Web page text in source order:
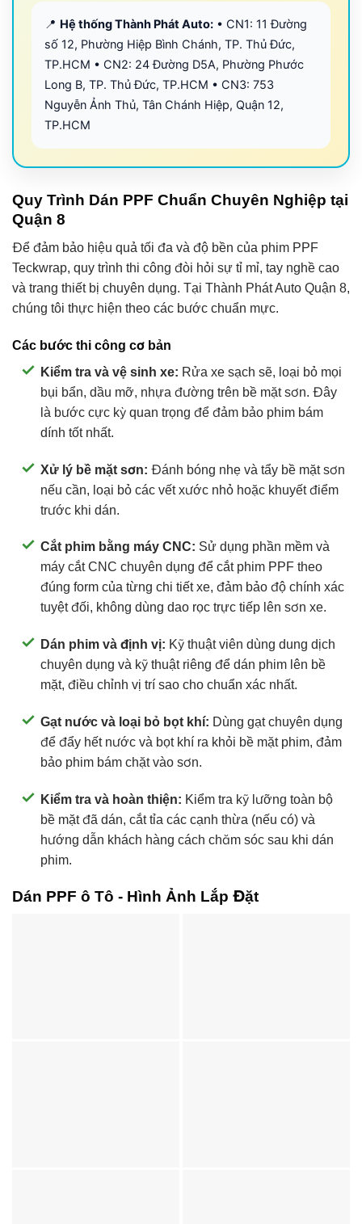
📍 Hệ thống Thành Phát Auto: • CN1: 11 Đường
số 12, Phường Hiệp Bình Chánh, TP. Thủ Đức,
TP.HCM • CN2: 24 Đường D5A, Phường Phước
Long B, TP. Thủ Đức, TP.HCM • CN3: 753
Nguyễn Ảnh Thủ, Tân Chánh Hiệp, Quận 12,
TP.HCM
Quy Trình Dán PPF Chuẩn Chuyên Nghiệp tại
Quận 8
Để đảm bảo hiệu quả tối đa và độ bền của phim PPF
Teckwrap, quy trình thi công đòi hỏi sự tỉ mỉ, tay nghề cao
và trang thiết bị chuyên dụng. Tại Thành Phát Auto Quận 8,
chúng tôi thực hiện theo các bước chuẩn mực.
Các bước thi công cơ bản
Kiểm tra và vệ sinh xe: Rửa xe sạch sẽ, loại bỏ mọi
bụi bẩn, dầu mỡ, nhựa đường trên bề mặt sơn. Đây
là bước cực kỳ quan trọng để đảm bảo phim bám
dính tốt nhất.
Xử lý bề mặt sơn: Đánh bóng nhẹ và tẩy bề mặt sơn
nếu cần, loại bỏ các vết xước nhỏ hoặc khuyết điểm
trước khi dán.
Cắt phim bằng máy CNC: Sử dụng phần mềm và
máy cắt CNC chuyên dụng để cắt phim PPF theo
đúng form của từng chi tiết xe, đảm bảo độ chính xác
tuyệt đối, không dùng dao rọc trực tiếp lên sơn xe.
Dán phim và định vị: Kỹ thuật viên dùng dung dịch
chuyên dụng và kỹ thuật riêng để dán phim lên bề
mặt, điều chỉnh vị trí sao cho chuẩn xác nhất.
Gạt nước và loại bỏ bọt khí: Dùng gạt chuyên dụng
để đẩy hết nước và bọt khí ra khỏi bề mặt phim, đảm
bảo phim bám chặt vào sơn.
Kiểm tra và hoàn thiện: Kiểm tra kỹ lưỡng toàn bộ
bề mặt đã dán, cắt tỉa các cạnh thừa (nếu có) và
hướng dẫn khách hàng cách chăm sóc sau khi dán
phim.
Dán PPF ô Tô - Hình Ảnh Lắp Đặt